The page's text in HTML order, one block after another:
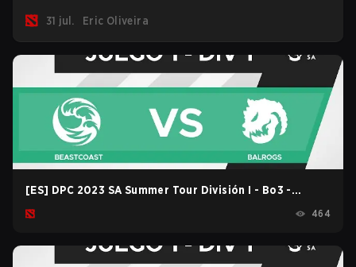
son los más afectados por estos problemas.
31 jul. Eric Oliveira
[ES] DPC 2023 SA Summer Tour División I - Bo3 -
Beastcoast vs Balrogs game 1
464